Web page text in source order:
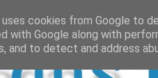
cookies from Google to
with Google along with
and to detect and address